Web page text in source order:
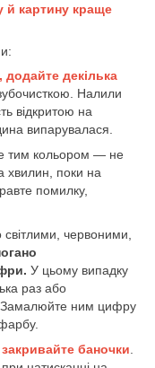
й картину краще
декілька
Налили
відкритою на
випарувалася.
тим кольором — не
хвилин, поки на
помилку,
червоними,
У цьому випадку
раз або
. Замалюйте ним цифру
баночки.